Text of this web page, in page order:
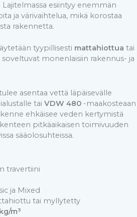
esiintyy enemmän
ja värivaihtelua, mikä korostaa
rakennetta.
tyypillisesti mattahiottua tai
soveltuvat monenlaisiin rakennus- ja
asentaa vettä läpäisevälle
tai VDW 480 -maakosteaan
ehkäisee veden kertymistä
pitkäaikaisen toimivuuden
sääolosuhteissa.
travertiini
ja Mixed
tai myllytetty
m³